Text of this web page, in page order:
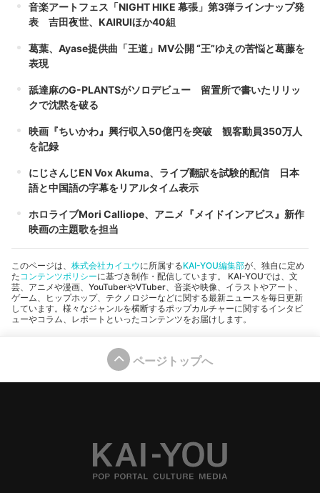
音楽アートフェス「NIGHT HIKE 幕張」第3弾ラインナップ発
表 吉田夜世、KAIRUIほか40組
葛葉、Ayase提供曲「王道」MV公開 “王”ゆえの苦悩と葛藤を
表現
舐達麻のG-PLANTSがソロデビュー 留置所で書いたリリッ
クで沈黙を破る
映画『ちいかわ』興行収入50億円を突破 観客動員350万人
を記録
にじさんじEN Vox Akuma、ライブ翻訳を試験的配信 日本
語と中国語の字幕をリアルタイム表示
ホロライブMori Calliope、アニメ『メイドインアビス』新作
映画の主題歌を担当
このページは、 株式会社カイユウに所属するKAI-YOU編集部が、独自に定め
たコンテンツポリシーに基づき制作・配信しています。 KAI-YOUでは、文
芸、アニメや漫画、YouTuberやVTuber、音楽や映像、イラストやアート、
ゲーム、ヒップホップ、テクノロジーなどに関する最新ニュースを毎日更新
しています。様々なジャンルを横断するポップカルチャーに関するインタビ
ューやコラム、レポートといったコンテンツをお届けします。
ページトップへ